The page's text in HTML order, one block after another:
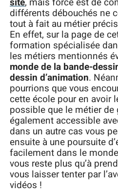
différents débouchés ne
tout à fait au métier
En effet, sur la page de
formation spécialisée
les métiers mentionnés
monde de la bande-
dessin d’animation.
pourrions que vous
cette école pour en avoir
possible que le métier
également accessible
dans un autre cas vous
ensuite à une poursuite
facilement dans le
vous reste plus qu’à
vous laisser tenter par
vidéos !